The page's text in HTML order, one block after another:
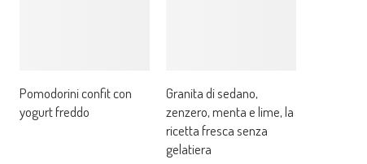
Pomodorini confit con
yogurt freddo
Granita di sedano,
zenzero, menta e lime, la
ricetta fresca senza
gelatiera